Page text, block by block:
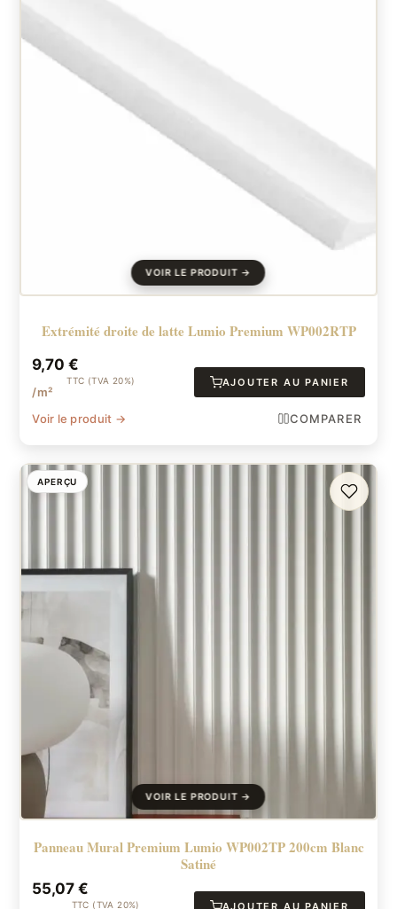
Extrémité droite de latte Lumio Premium WP002RTP
9,70€
TTC (TVA 20%)
/m²
AJOUTER AU PANIER
Voir le produit → COMPARER
APERÇU
Panneau Mural Premium Lumio WP002TP 200cm Blanc
Satiné
55,07€
TTC (TVA 20%) AJOUTER AU PANIER